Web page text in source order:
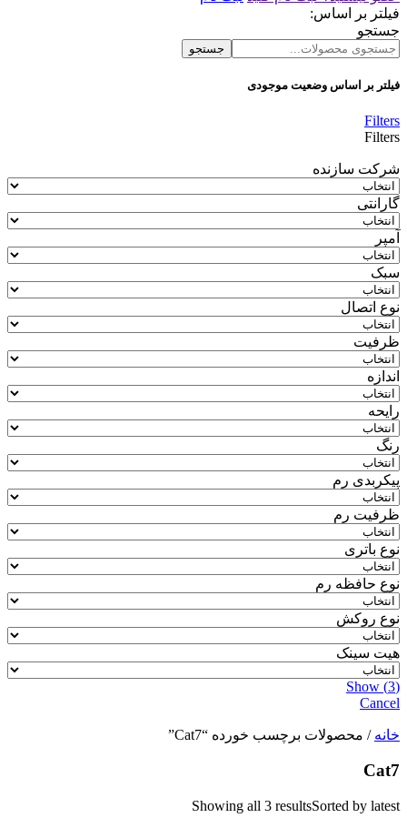
فیلتر بر اساس:
جستجو
جستجو
فیلتر بر اساس وضعیت موجودی
Filters
Filters
شرکت سازنده
گارانتی
آمپر
سبک
نوع اتصال
ظرفیت
اندازه
رایحه
رنگ
پیکربدی رم
ظرفیت رم
نوع باتری
نوع حافظه رم
نوع روکش
هیت سینک
Show (3)
Cancel
خانه / محصولات برچسب خورده “Cat7”
Cat7
Showing all 3 resultsSorted by latest